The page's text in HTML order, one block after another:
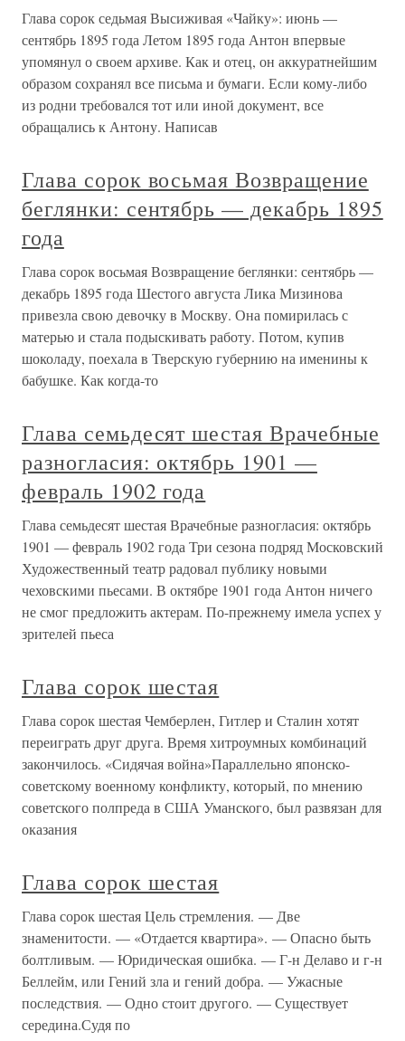
Глава сорок седьмая Высиживая «Чайку»: июнь —
сентябрь 1895 года Летом 1895 года Антон впервые
упомянул о своем архиве. Как и отец, он аккуратнейшим
образом сохранял все письма и бумаги. Если кому-либо
из родни требовался тот или иной документ, все
обращались к Антону. Написав
Глава сорок восьмая Возвращение
беглянки: сентябрь — декабрь 1895
года
Глава сорок восьмая Возвращение беглянки: сентябрь —
декабрь 1895 года Шестого августа Лика Мизинова
привезла свою девочку в Москву. Она помирилась с
матерью и стала подыскивать работу. Потом, купив
шоколаду, поехала в Тверскую губернию на именины к
бабушке. Как когда-то
Глава семьдесят шестая Врачебные
разногласия: октябрь 1901 —
февраль 1902 года
Глава семьдесят шестая Врачебные разногласия: октябрь
1901 — февраль 1902 года Три сезона подряд Московский
Художественный театр радовал публику новыми
чеховскими пьесами. В октябре 1901 года Антон ничего
не смог предложить актерам. По-прежнему имела успех у
зрителей пьеса
Глава сорок шестая
Глава сорок шестая Чемберлен, Гитлер и Сталин хотят
переиграть друг друга. Время хитроумных комбинаций
закончилось. «Сидячая война»Параллельно японско-
советскому военному конфликту, который, по мнению
советского полпреда в США Уманского, был развязан для
оказания
Глава сорок шестая
Глава сорок шестая Цель стремления. — Две
знаменитости. — «Отдается квартира». — Опасно быть
болтливым. — Юридическая ошибка. — Г-н Делаво и г-н
Беллейм, или Гений зла и гений добра. — Ужасные
последствия. — Одно стоит другого. — Существует
середина.Судя по